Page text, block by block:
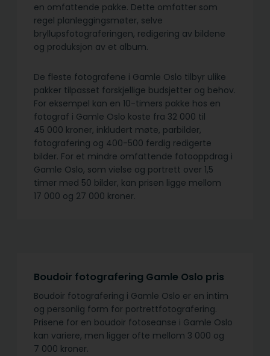
en omfattende pakke. Dette omfatter som
regel planleggingsmøter, selve
bryllupsfotograferingen, redigering av bildene
og produksjon av et album.
De fleste fotografene i Gamle Oslo tilbyr ulike
pakker tilpasset forskjellige budsjetter og behov.
For eksempel kan en 10-timers pakke hos en
fotograf i Gamle Oslo koste fra 32 000 til
45 000 kroner, inkludert møte, parbilder,
fotografering og 400-500 ferdig redigerte
bilder. For et mindre omfattende fotooppdrag i
Gamle Oslo, som vielse og portrett over 1,5
timer med 50 bilder, kan prisen ligge mellom
17 000 og 27 000 kroner.
Boudoir fotografering Gamle Oslo pris
Boudoir fotografering i Gamle Oslo er en intim
og personlig form for portrettfotografering.
Prisene for en boudoir fotoseanse i Gamle Oslo
kan variere, men ligger ofte mellom 3 000 og
7 000 kroner.